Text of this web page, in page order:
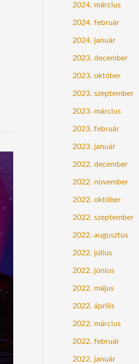
2024. március
2024. február
2024. január
2023. december
2023. október
2023. szeptember
2023. március
2023. február
2023. január
2022. december
2022. november
2022. október
2022. szeptember
2022. augusztus
2022. július
2022. június
2022. május
2022. április
2022. március
2022. február
2022. január